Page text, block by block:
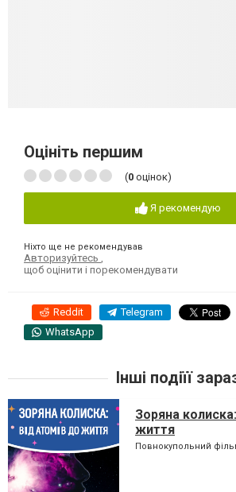
Оцініть першим
(0 оцінок)
Я рекомендую
Ніхто ще не рекомендував
Авторизуйтесь ,
щоб оцінити і порекомендувати
Reddit Telegram
WhatsApp
Інші подіїї
Зоряна
життя
Повнокупольний